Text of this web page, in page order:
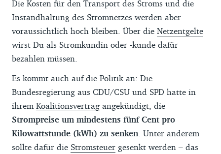
Die Kosten für den Transport des Stroms und die
Instandhaltung des Stromnetzes werden aber
voraussichtlich hoch bleiben. Über die Netzentgelte
wirst Du als Stromkundin oder -kunde dafür
bezahlen müssen.
Es kommt auch auf die Politik an: Die
Bundesregierung aus CDU/CSU und SPD hatte in
ihrem Koalitionsvertrag angekündigt, die
Strompreise um mindestens fünf Cent pro
Kilowattstunde (kWh) zu senken . Unter anderem
sollte dafür die Stromsteuer gesenkt werden – das